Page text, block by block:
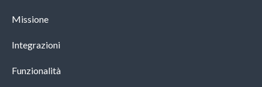
Missione
Integrazioni
Funzionalità